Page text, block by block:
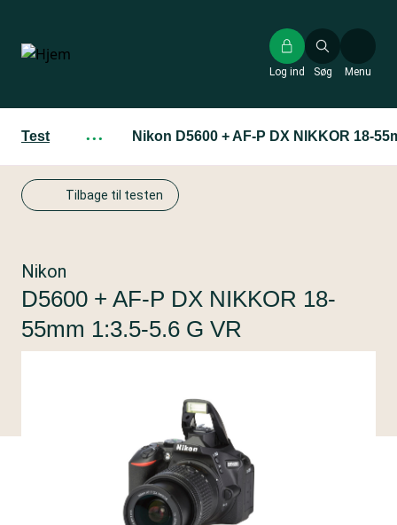
hovedindhold
Søg
Log ind Menu
Test ··· Nikon D5600 + AF-P DX NIKKOR 18-
Tilbage til testen
Nikon
D5600 + AF-P DX NIKKOR 18-
55mm 1:3.5-5.6 G VR